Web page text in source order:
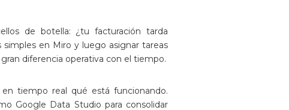
de botella: ¿tu facturación tarda
en Miro y luego asignar tareas
diferencia operativa con el tiempo.
tiempo real qué está funcionando.
Google Data Studio para consolidar